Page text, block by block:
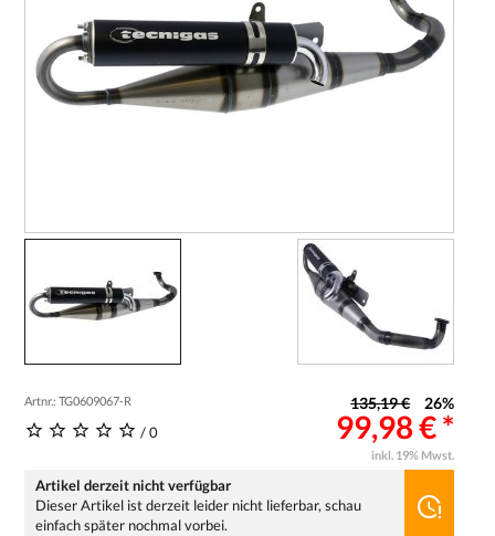
Artnr.: TG0609067-R 135,19 € 26%
/ 0 99,98 € *
inkl. 19% Mwst.
Artikel derzeit nicht verfügbar
Dieser Artikel ist derzeit leider nicht lieferbar, schau
einfach später nochmal vorbei.